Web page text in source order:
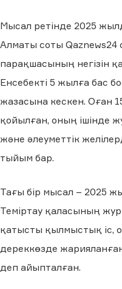
Мысал ретінде 2025
Алматы соты Qaznews24
парақшасының негізін
Енсебекті 5 жылға бас
жазасына кескен. Оған
қойылған, оның ішінде
және әлеуметтік
тыйым бар.
Тағы бір мысал – 2025
Теміртау қаласының
қатысты қылмыстық іс,
дереккөзде
деп айыпталған.